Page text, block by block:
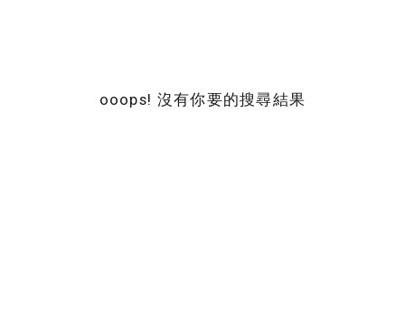
ooops! 沒有你要的搜尋結果